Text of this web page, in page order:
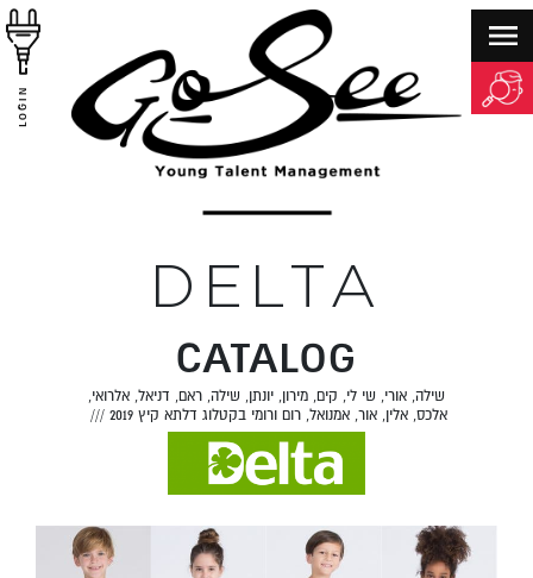
LOGIN
DELTA
CATALOG
שילה, אורי, שי לי, קים, מירון, יונתן, שילה, ראם, דניאל, אלרואי,
אלכס, אלין, אור, אמנואל, רום ורומי בקטלוג דלתא קיץ 2019
///